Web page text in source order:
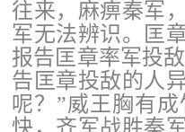
往来，麻痹秦军
军无法辨识。匡
报告匡章率军投
告匡章投敌的人
呢？”威王胸有